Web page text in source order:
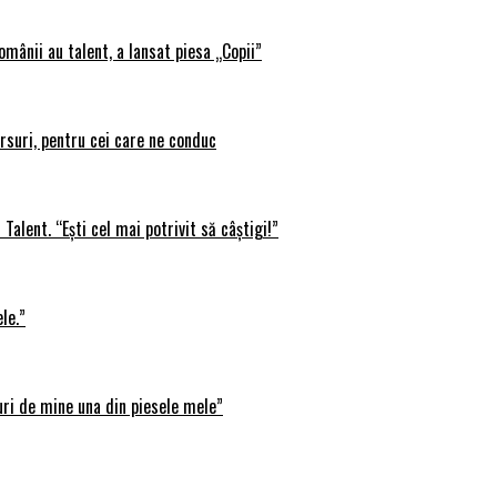
au talent, a lansat piesa „Copii”
pentru cei care ne conduc
“Ești cel mai potrivit să câștigi!”
de mine una din piesele mele”